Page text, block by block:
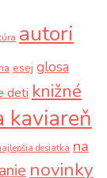
autori
esej glosa
deti knižné
kaviareň
desiatka na
novinky